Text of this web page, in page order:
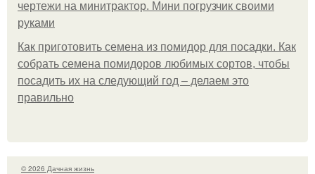
чертежи на минитрактор. Мини погрузчик своими
руками
Как приготовить семена из помидор для посадки. Как
собрать семена помидоров любимых сортов, чтобы
посадить их на следующий год – делаем это
правильно
© 2026 Дачная жизнь